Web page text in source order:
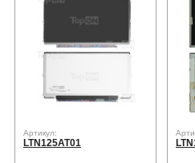
Артикул:
LTN125AT01